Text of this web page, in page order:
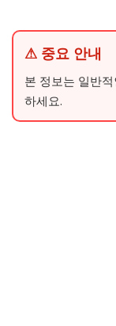
⚠ 중요 안내
본 정보는 일반
하세요.